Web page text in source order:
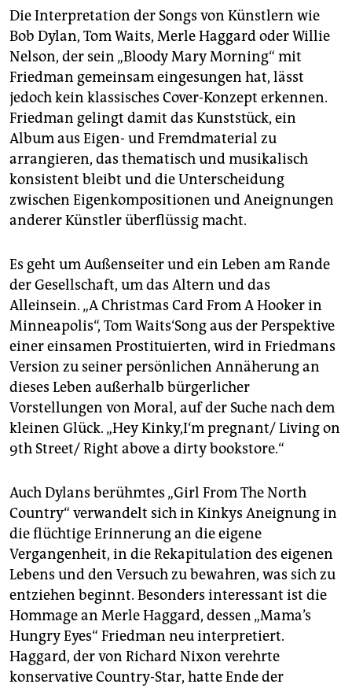
Die Interpretation der Songs von Künstlern wie
Bob Dylan, Tom Waits, Merle Haggard oder Willie
Nelson, der sein „Bloody Mary Morning“ mit
Friedman gemeinsam eingesungen hat, lässt
jedoch kein klassisches Cover-Konzept erkennen.
Friedman gelingt damit das Kunststück, ein
Album aus Eigen- und Fremdmaterial zu
arrangieren, das thematisch und musikalisch
konsistent bleibt und die Unterscheidung
zwischen Eigenkompositionen und Aneignungen
anderer Künstler überflüssig macht.
Es geht um Außenseiter und ein Leben am Rande
der Gesellschaft, um das Altern und das
Alleinsein. „A Christmas Card From A Hooker in
Minneapolis“, Tom Waits‘Song aus der Perspektive
einer einsamen Prostituierten, wird in Friedmans
Version zu seiner persönlichen Annäherung an
dieses Leben außerhalb bürgerlicher
Vorstellungen von Moral, auf der Suche nach dem
kleinen Glück. „Hey Kinky,I‘m pregnant/ Living on
9th Street/ Right above a dirty bookstore.“
Auch Dylans berühmtes „Girl From The North
Country“ verwandelt sich in Kinkys Aneignung in
die flüchtige Erinnerung an die eigene
Vergangenheit, in die Rekapitulation des eigenen
Lebens und den Versuch zu bewahren, was sich zu
entziehen beginnt. Besonders interessant ist die
Hommage an Merle Haggard, dessen „Mama’s
Hungry Eyes“ Friedman neu interpretiert.
Haggard, der von Richard Nixon verehrte
konservative Country-Star, hatte Ende der